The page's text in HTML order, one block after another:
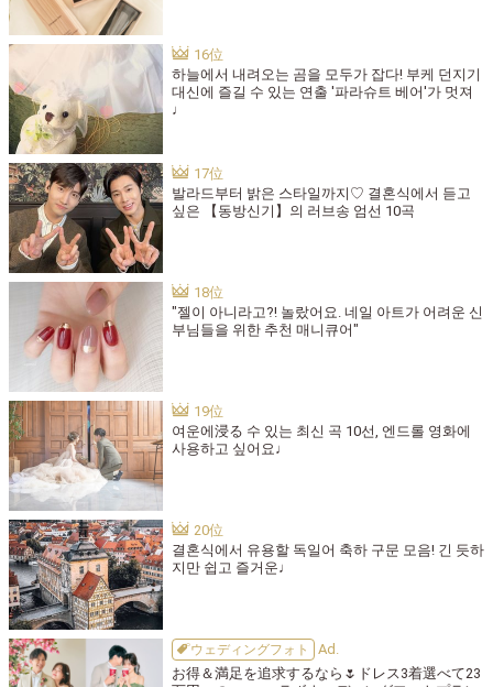
하늘에서 내려오는 곰을 모두가 잡다! 부케 던지기
대신에 즐길 수 있는 연출 '파라슈트 베어'가 멋져
♩
발라드부터 밝은 스타일까지♡ 결혼식에서 듣고
싶은 【동방신기】의 러브송 엄선 10곡
"젤이 아니라고?! 놀랐어요. 네일 아트가 어려운 신
부님들을 위한 추천 매니큐어"
여운에浸る 수 있는 최신 곡 10선, 엔드롤 영화에
사용하고 싶어요♩
결혼식에서 유용할 독일어 축하 구문 모음! 긴 듯하
지만 쉽고 즐거운♩
ウェディングフォト
お得＆満足を追求するなら🌷ドレス3着選べて23